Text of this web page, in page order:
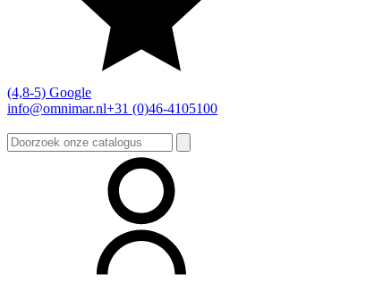
(4,8-5) Google
info@omnimar.nl+31 (0)46-4105100
Zoeken
naar: